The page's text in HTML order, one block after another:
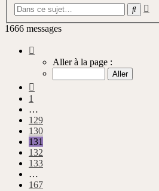
1666 messages
131
sur
Aller à la page :
1
…
129
130
131
132
133
…
167